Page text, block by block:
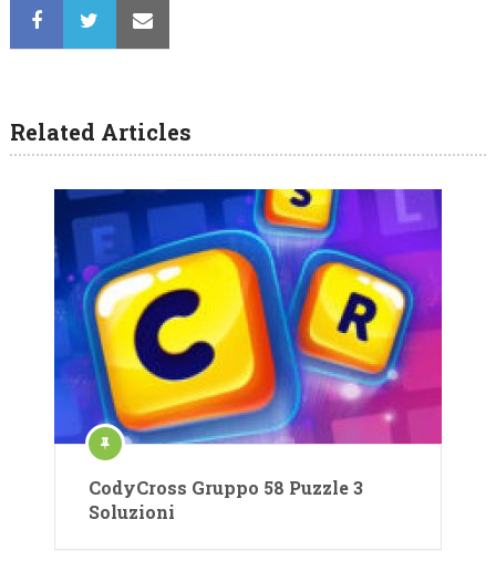
Related Articles
CodyCross Gruppo 58 Puzzle 3
Soluzioni